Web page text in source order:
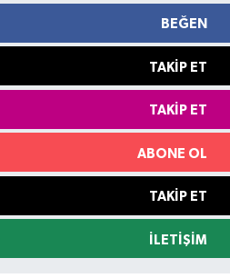
BEĞEN
TAKIP ET
TAKIP ET
ABONE OL
TAKIP ET
İLETIŞIM